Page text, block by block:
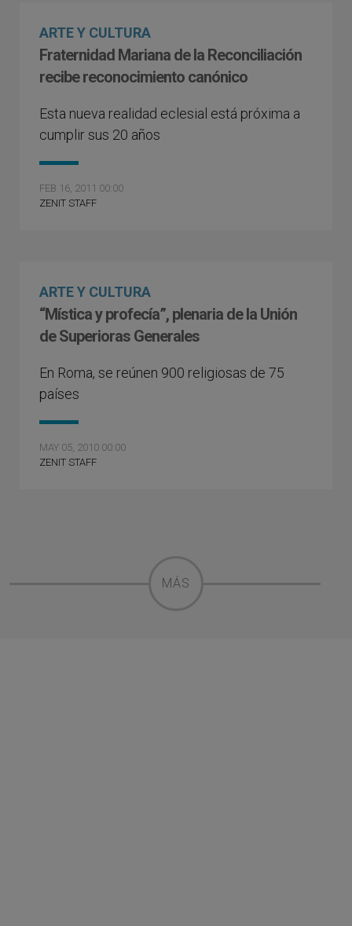
ARTE Y CULTURA
Fraternidad Mariana de la Reconciliación
recibe reconocimiento canónico
Esta nueva realidad eclesial está próxima a
cumplir sus 20 años
FEB 16, 2011 00:00
ZENIT STAFF
ARTE Y CULTURA
“Mística y profecía”, plenaria de la Unión
de Superioras Generales
En Roma, se reúnen 900 religiosas de 75
países
MAY 05, 2010 00:00
ZENIT STAFF
MÁS